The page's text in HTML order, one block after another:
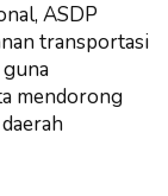
ASDP
transportasi
mendorong